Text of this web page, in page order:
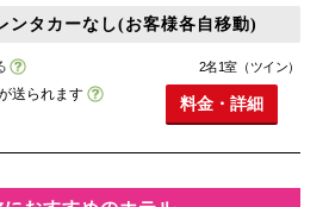
ンタカーなし(お客様各自移動)
送られます
2名1室（ツイン）
料金・詳細